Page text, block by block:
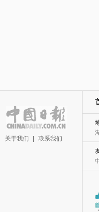
关于我们 联系我们